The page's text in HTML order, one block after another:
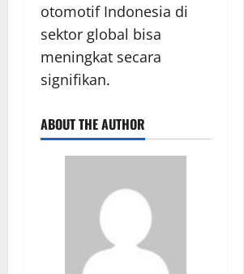
otomotif Indonesia di
sektor global bisa
meningkat secara
signifikan.
ABOUT THE AUTHOR